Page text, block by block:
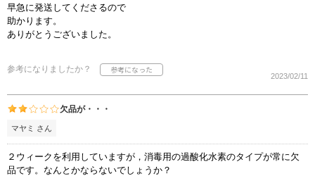
早急に発送してくださるので
助かります。
ありがとうございました。
参考になりましたか？
2023/02/11
欠品が・・・
マヤミ さん
２ウィークを利用していますが，消毒用の過酸化水素のタイプが常に欠
品です。なんとかならないでしょうか？